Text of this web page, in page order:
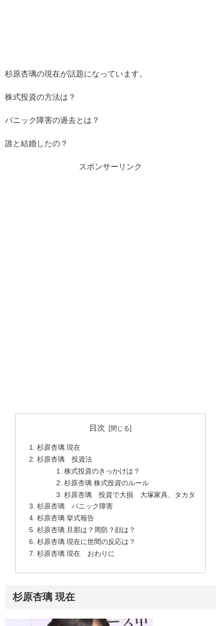
杉原杏璃の現在が話題になっています。
株式投資の方法は？
パニック障害の過去とは？
誰と結婚したの？
スポンサーリンク
目次
杉原杏璃 現在
杉原杏璃 投資法
株式投資のきっかけは？
杉原杏璃 株式投資のルール
杉原杏璃 投資で大損 大塚家具、タカタ
杉原杏璃 パニック障害
杉原杏璃 挙式報告
杉原杏璃 旦那は？周防？顔は？
杉原杏璃 現在に世間の反応は？
杉原杏璃 現在 おわりに
杉原杏璃 現在